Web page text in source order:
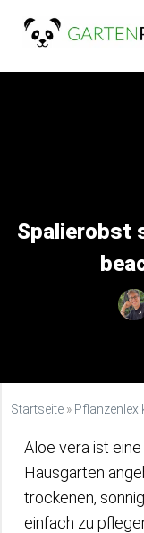
Inhalt
Spalierobst
Startseite »
Aloe vera ist
Hausgärten
trockenen,
einfach zu